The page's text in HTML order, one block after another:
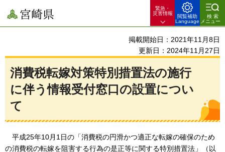
宮崎県
緊急・
災害情報
閲覧補助
Language
検索
メニュー
掲載開始日：2021年11月8日
更新日：2024年11月27日
消費税転嫁対策特別措置法の施行
に伴う情報受付窓口の設置につい
て
平成25年10月1日の「消費税の円滑かつ適正な転嫁の確保のため
の消費税の転嫁を阻害する行為の是正等に関する特別措置法」（以